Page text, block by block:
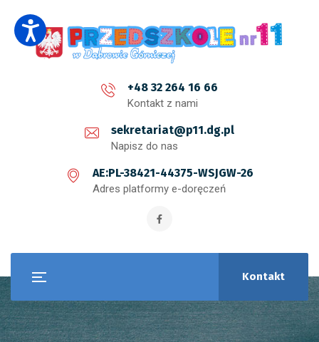
+48 32 264 16 66
Kontakt z nami
sekretariat@p11.dg.pl
Napisz do nas
AE:PL-38421-44375-WSJGW-26
Adres platformy e-doręczeń
Kontakt